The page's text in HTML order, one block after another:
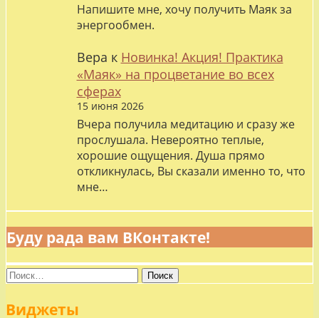
Напишите мне, хочу получить Маяк за
энергообмен.
Вера к Новинка! Акция! Практика
«Маяк» на процветание во всех
сферах
15 июня 2026
Вчера получила медитацию и сразу же
прослушала. Невероятно теплые,
хорошие ощущения. Душа прямо
откликнулась, Вы сказали именно то, что
мне…
Буду рада вам ВКонтакте!
Найти:
Виджеты